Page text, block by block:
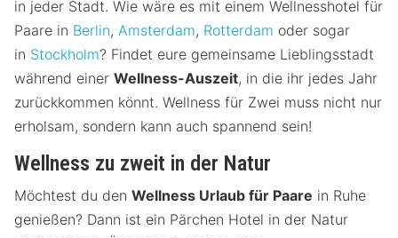
in jeder Stadt. Wie wäre es mit einem Wellnesshotel für
Paare in Berlin, Amsterdam, Rotterdam oder sogar
in Stockholm? Findet eure gemeinsame Lieblingsstadt
während einer Wellness-Auszeit, in die ihr jedes Jahr
zurückkommen könnt. Wellness für Zwei muss nicht nur
erholsam, sondern kann auch spannend sein!
Wellness zu zweit in der Natur
Möchtest du den Wellness Urlaub für Paare in Ruhe
genießen? Dann ist ein Pärchen Hotel in der Natur